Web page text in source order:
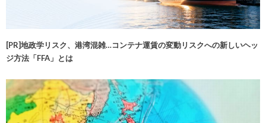
[PR]地政学リスク、港湾混雑…コンテナ運賃の変動リスクへの新しいヘッ
ジ方法「FFA」とは